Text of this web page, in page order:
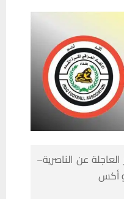
عن الناصرية–
أكس